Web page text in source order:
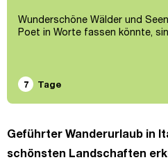
Wunderschöne Wälder und
Poet in Worte fassen könnte,
7 Tage
Geführter Wanderurlaub in
schönsten Landschaften